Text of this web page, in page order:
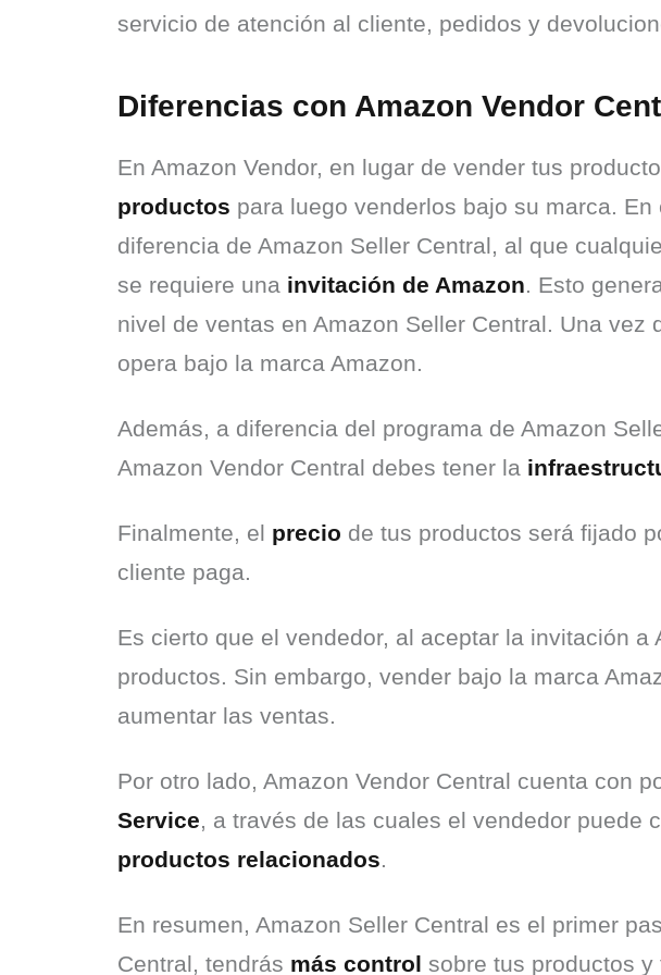
servicio de atención al cliente, pedidos y
Diferencias con Amazon Vendor
En Amazon Vendor, en lugar de vender tus
productos para luego venderlos bajo su marca.
diferencia de Amazon Seller Central, al que
se requiere una invitación de Amazon. Esto
nivel de ventas en Amazon Seller Central. Una
opera bajo la marca Amazon.
Además, a diferencia del programa de Amazon
Amazon Vendor Central debes tener la
Finalmente, el precio de tus productos será fijado
cliente paga.
Es cierto que el vendedor, al aceptar la invitación
productos. Sin embargo, vender bajo la marca
aumentar las ventas.
Por otro lado, Amazon Vendor Central cuenta con
Service
productos relacionados.
En resumen, Amazon Seller Central es el primer
Central, tendrás más control sobre tus productos